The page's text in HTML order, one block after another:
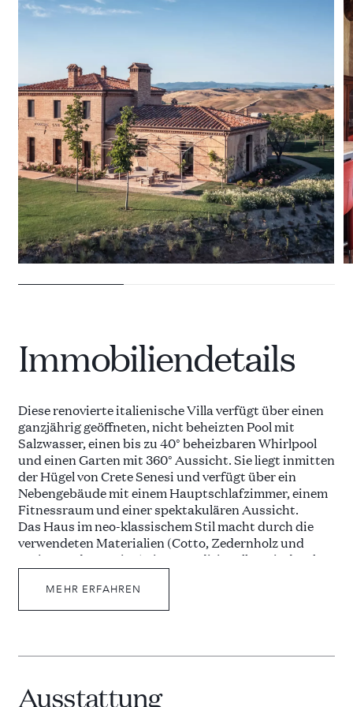
28 VILLEN ZU VERMIETEN
Immobiliendetails
Diese renovierte italienische Villa verfügt über einen
ganzjährig geöffneten, nicht beheizten Pool mit
Salzwasser, einen bis zu 40° beheizbaren Whirlpool
und einen Garten mit 360° Aussicht. Sie liegt inmitten
der Hügel von Crete Senesi und verfügt über ein
Nebengebäude mit einem Hauptschlafzimmer, einem
Fitnessraum und einer spektakulären Aussicht.
Das Haus im neo-klassischem Stil macht durch die
verwendeten Materialien (Cotto, Zedernholz und
Stein aus der Region) einen traditionellen Eindruck.
moderner Architektur eingebunden (z. B.
Stuckwände), um ein Gleichgewicht zwischen Alt und
Durch seine günstige Lage zwischen Siena,
MEHR ERFAHREN
Ausstattung